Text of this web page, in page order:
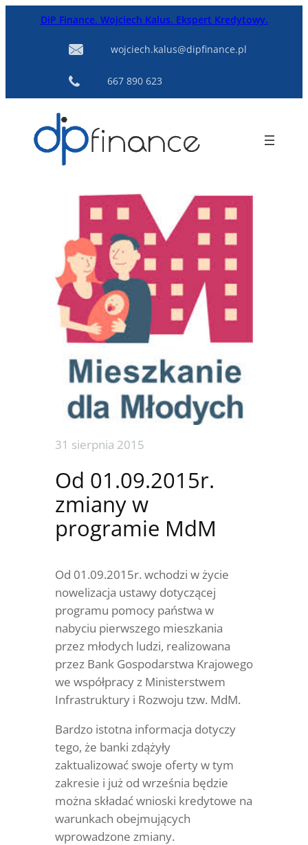
PrzejdźDiP Finance. Wojciech Kalus. Ekspert Kredytowy.
wojciech.kalus@dipfinance.pl
667 890 623
31 sierpnia 2015
Od 01.09.2015r.
zmiany w
programie MdM
Od 01.09.2015r. wchodzi w życie
nowelizacja ustawy dotyczącej
programu pomocy państwa w
nabyciu pierwszego mieszkania
przez młodych ludzi, realizowana
przez Bank Gospodarstwa Krajowego
we współpracy z Ministerstwem
Infrastruktury i Rozwoju tzw. MdM.
Bardzo istotna informacja dotyczy
tego, że banki zdążyły
zaktualizować swoje oferty w tym
zakresie i już od września będzie
można składać wnioski kredytowe na
warunkach obejmujących
wprowadzone zmiany.